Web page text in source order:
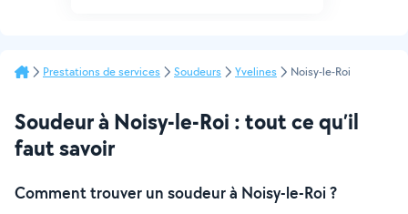
Prestations de services Soudeurs Yvelines Noisy-le-Roi
Soudeur à Noisy-le-Roi : tout ce qu’il
faut savoir
Comment trouver un soudeur à Noisy-le-Roi ?